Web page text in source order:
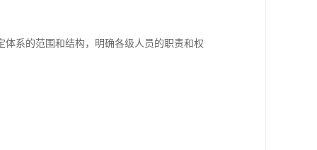
系的范围和结构，明确各级人员的职责和权